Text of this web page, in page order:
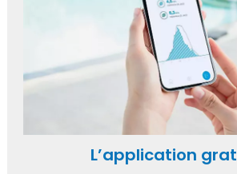
L’application